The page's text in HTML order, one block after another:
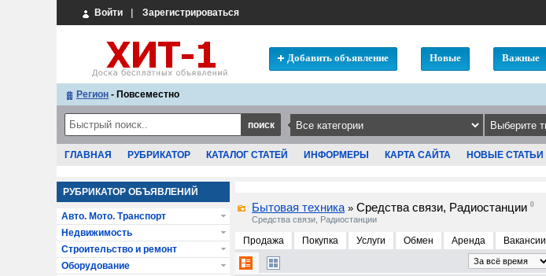
Войти Зарегистрироваться
Добавить объявление Новые Важные
Регион - Повсеместно
ГЛАВНАЯ РУБРИКАТОР КАТАЛОГ СТАТЕЙ ИНФОРМЕРЫ КАРТА САЙТА НОВЫЕ СТАТЬИ
Бытовая техника » Средства связи, Радиостанции 0
Средства связи, Радиостанции
Продажа Покупка Услуги Обмен Аренда Вакансии
РУБРИКАТОР ОБЪЯВЛЕНИЙ
Авто. Мото. Транспорт
Недвижимость
Строительство и ремонт
Оборудование